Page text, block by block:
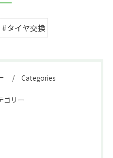
#タイヤ交換
Categories
ゴリー